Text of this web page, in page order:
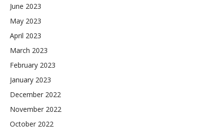
June 2023
May 2023
April 2023
March 2023
February 2023
January 2023
December 2022
November 2022
October 2022